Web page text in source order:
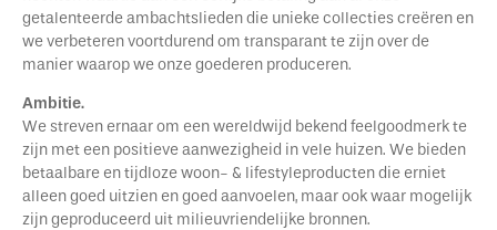
getalenteerde ambachtslieden die unieke collecties creëren en
we verbeteren voortdurend om transparant te zijn over de
manier waarop we onze goederen produceren.
Ambitie.
We streven ernaar om een wereldwijd bekend feelgoodmerk te
zijn met een positieve aanwezigheid in vele huizen. We bieden
betaalbare en tijdloze woon- & lifestyleproducten die erniet
alleen goed uitzien en goed aanvoelen, maar ook waar mogelijk
zijn geproduceerd uit milieuvriendelijke bronnen.